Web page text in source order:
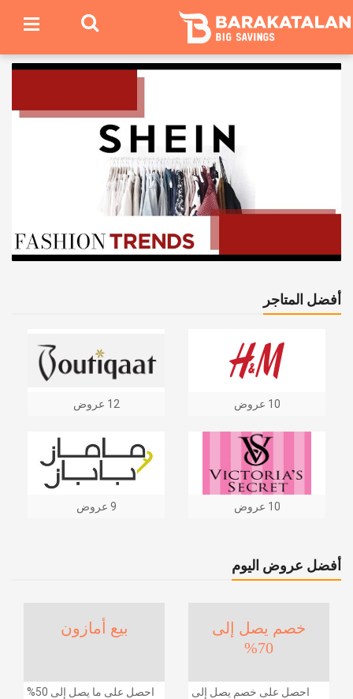
أفضل المتاجر
12 عروض 10 عروض
9 عروض 10 عروض
أفضل عروض اليوم
بيع أمازون
احصل على ما يصل إلى 50%
خصم يصل إلى
70%
احصل على خصم يصل إلى